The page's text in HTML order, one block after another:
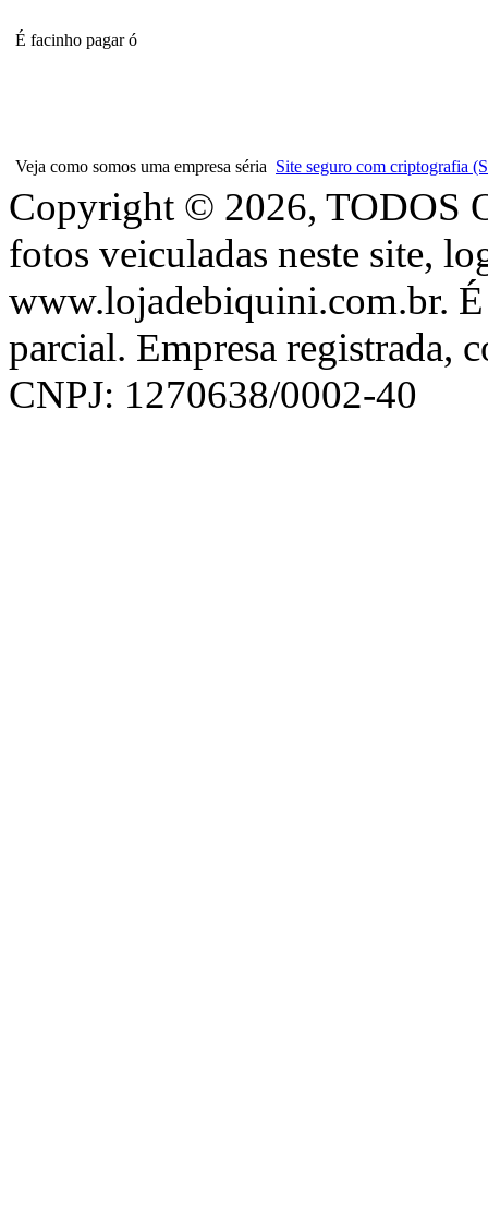
É facinho pagar ó
Veja como somos uma empresa séria Site seguro com criptografia
Copyright © 2026, TODOS
fotos veiculadas neste site,
www.lojadebiquini.com.br. É
parcial. Empresa registrada,
CNPJ: 1270638/0002-40